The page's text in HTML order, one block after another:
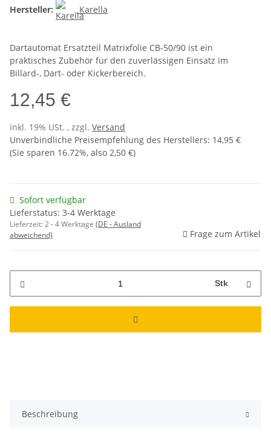
Hersteller:
Karella
Dartautomat Ersatzteil Matrixfolie CB-50/90 ist ein
praktisches Zubehör für den zuverlässigen Einsatz im
Billard-, Dart- oder Kickerbereich.
12,45 €
inkl. 19% USt. , zzgl. Versand
Unverbindliche Preisempfehlung des Herstellers: 14,95 €
(Sie sparen 16.72%, also 2,50 €)
Sofort verfügbar
Lieferstatus: 3-4 Werktage
Lieferzeit:2 - 4 Werktage (DE - Ausland
abweichend)
Frage zum Artikel
Stk
Beschreibung